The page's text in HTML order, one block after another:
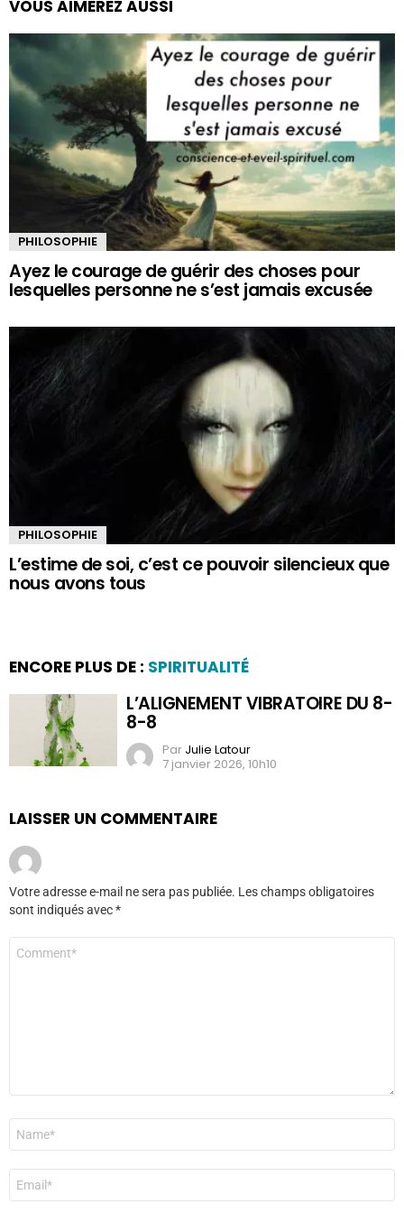
VOUS AIMEREZ AUSSI
PHILOSOPHIE
Ayez le courage de guérir des choses pour
lesquelles personne ne s’est jamais excusée
PHILOSOPHIE
L’estime de soi, c’est ce pouvoir silencieux que
nous avons tous
ENCORE PLUS DE : SPIRITUALITÉ
L’ALIGNEMENT VIBRATOIRE DU 8-
8-8
Par Julie Latour
7 janvier 2026, 10h10
LAISSER UN COMMENTAIRE
Votre adresse e-mail ne sera pas publiée. Les champs obligatoires
sont indiqués avec*
Commentaire
Nom
E-
mail
*